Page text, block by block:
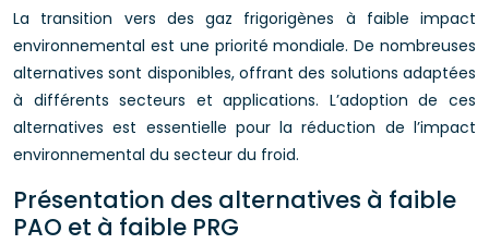
La transition vers des gaz frigorigènes à faible impact
environnemental est une priorité mondiale. De nombreuses
alternatives sont disponibles, offrant des solutions adaptées
à différents secteurs et applications. L’adoption de ces
alternatives est essentielle pour la réduction de l’impact
environnemental du secteur du froid.
Présentation des alternatives à faible
PAO et à faible PRG